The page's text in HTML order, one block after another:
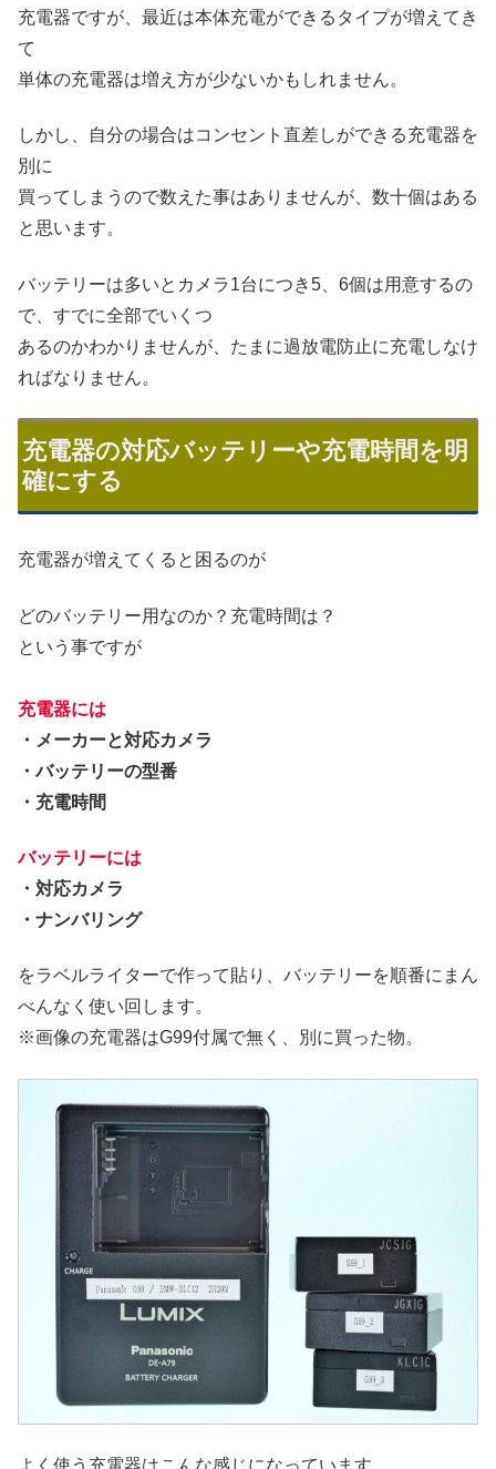
充電器ですが、最近は本体充電ができるタイプが増えてき
て
単体の充電器は増え方が少ないかもしれません。
しかし、自分の場合はコンセント直差しができる充電器を
別に
買ってしまうので数えた事はありませんが、数十個はある
と思います。
バッテリーは多いとカメラ1台につき5、6個は用意するの
で、すでに全部でいくつ
あるのかわかりませんが、たまに過放電防止に充電しなけ
ればなりません。
充電器の対応バッテリーや充電時間を明
確にする
充電器が増えてくると困るのが
どのバッテリー用なのか？充電時間は？
という事ですが
充電器には
・メーカーと対応カメラ
・バッテリーの型番
・充電時間
バッテリーには
・対応カメラ
・ナンバリング
をラベルライターで作って貼り、バッテリーを順番にまん
べんなく使い回します。
※画像の充電器はG99付属で無く、別に買った物。
よく使う充電器はこんな感じになっています。